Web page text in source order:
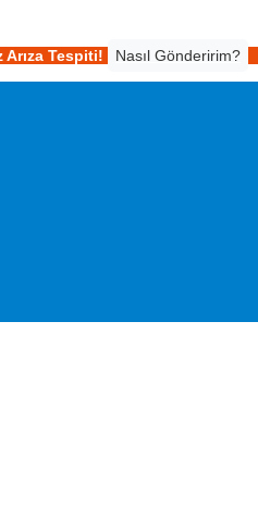
Tespiti! Nasıl Gönderirim?